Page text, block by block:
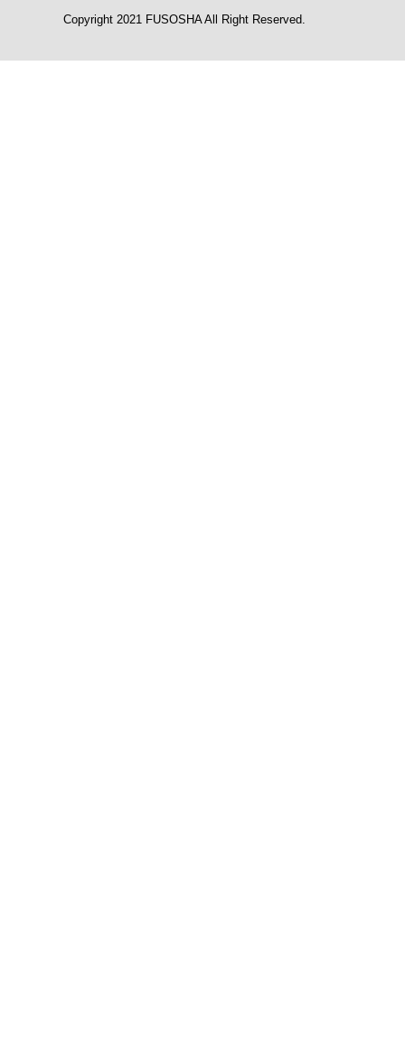
Copyright 2021 FUSOSHA All Right Reserved.